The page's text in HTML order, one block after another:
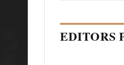
EDITORS